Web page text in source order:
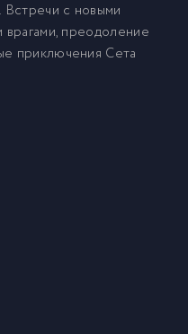
Встречи с новыми
врагами, преодоление
приключения Сета